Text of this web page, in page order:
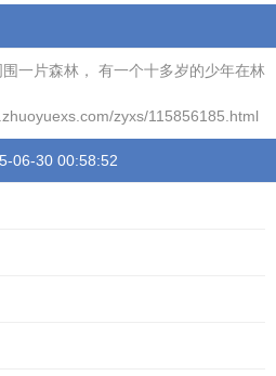
一片森林， 有一个十多岁的少年在林
zyxs/115856185.html
06-30 00:58:52